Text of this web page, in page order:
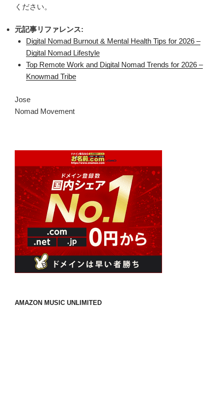
ください。
元記事リファレンス:
Digital Nomad Burnout & Mental Health Tips for 2026 –
Digital Nomad Lifestyle
Top Remote Work and Digital Nomad Trends for 2026 –
Knowmad Tribe
Jose
Nomad Movement
AMAZON MUSIC UNLIMITED